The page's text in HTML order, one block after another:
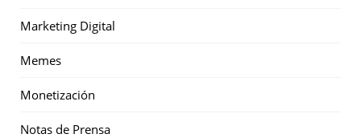
Marketing Digital
Memes
Monetización
Notas de Prensa